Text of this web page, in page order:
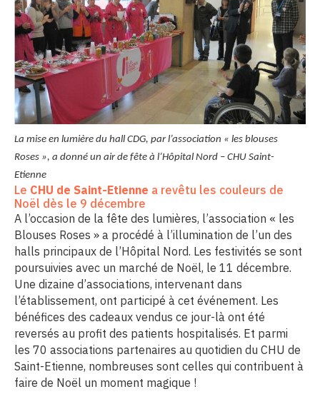
La mise en lumière du hall CDG, par l’association « les blouses
Roses », a donné un air de fête à l’Hôpital Nord – CHU Saint-
Etienne
Le CHU de Saint-Etienne a revêtu les couleurs de
Noël dès le 9 décembre
A l’occasion de la fête des lumières, l’association « les
Blouses Roses » a procédé à l’illumination de l’un des
halls principaux de l’Hôpital Nord. Les festivités se sont
poursuivies avec un marché de Noël, le 11 décembre.
Une dizaine d’associations, intervenant dans
l’établissement, ont participé à cet événement. Les
bénéfices des cadeaux vendus ce jour-là ont été
reversés au profit des patients hospitalisés. Et parmi
les 70 associations partenaires au quotidien du CHU de
Saint-Etienne, nombreuses sont celles qui contribuent à
faire de Noël un moment magique !